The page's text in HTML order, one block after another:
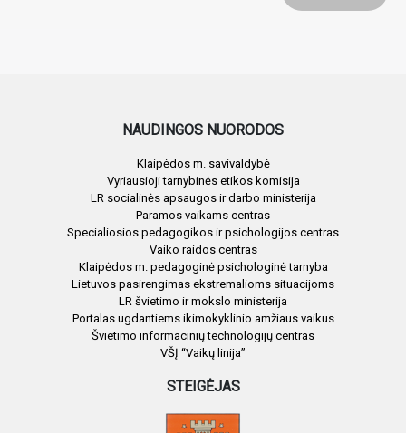
NAUDINGOS NUORODOS
Klaipėdos m. savivaldybė
Vyriausioji tarnybinės etikos komisija
LR socialinės apsaugos ir darbo ministerija
Paramos vaikams centras
Specialiosios pedagogikos ir psichologijos centras
Vaiko raidos centras
Klaipėdos m. pedagoginė psichologinė tarnyba
Lietuvos pasirengimas ekstremalioms situacijoms
LR švietimo ir mokslo ministerija
Portalas ugdantiems ikimokyklinio amžiaus vaikus
Švietimo informacinių technologijų centras
VŠĮ “Vaikų linija”
STEIGĖJAS